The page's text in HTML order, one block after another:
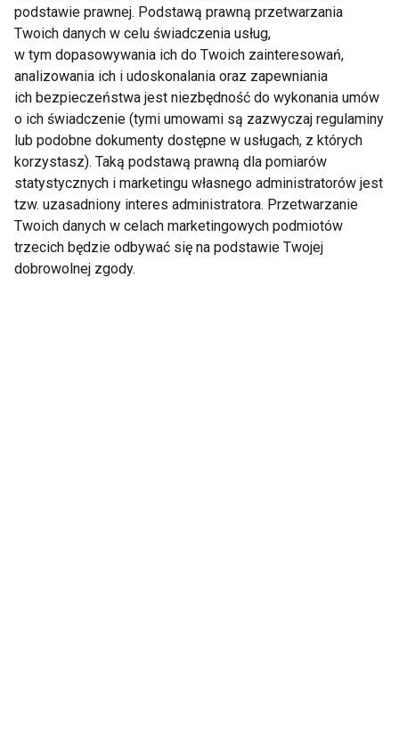
Pokaż więcej
Nie przegap nowości ze
świata FIT!
Zapisz się do naszego newslettera
podstawie prawnej. Podstawą prawną przetwarzania
Twoich danych w celu świadczenia usług,
w tym dopasowywania ich do Twoich zainteresowań,
analizowania ich i udoskonalania oraz zapewniania
ich bezpieczeństwa jest niezbędność do wykonania umów
o ich świadczenie (tymi umowami są zazwyczaj regulaminy
lub podobne dokumenty dostępne w usługach, z których
korzystasz). Taką podstawą prawną dla pomiarów
statystycznych i marketingu własnego administratorów jest
tzw. uzasadniony interes administratora. Przetwarzanie
Twoich danych w celach marketingowych podmiotów
trzecich będzie odbywać się na podstawie Twojej
dobrowolnej zgody.